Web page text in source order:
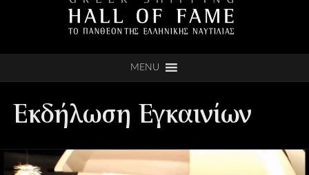
MENU
Εκδήλωση Εγκαινίων